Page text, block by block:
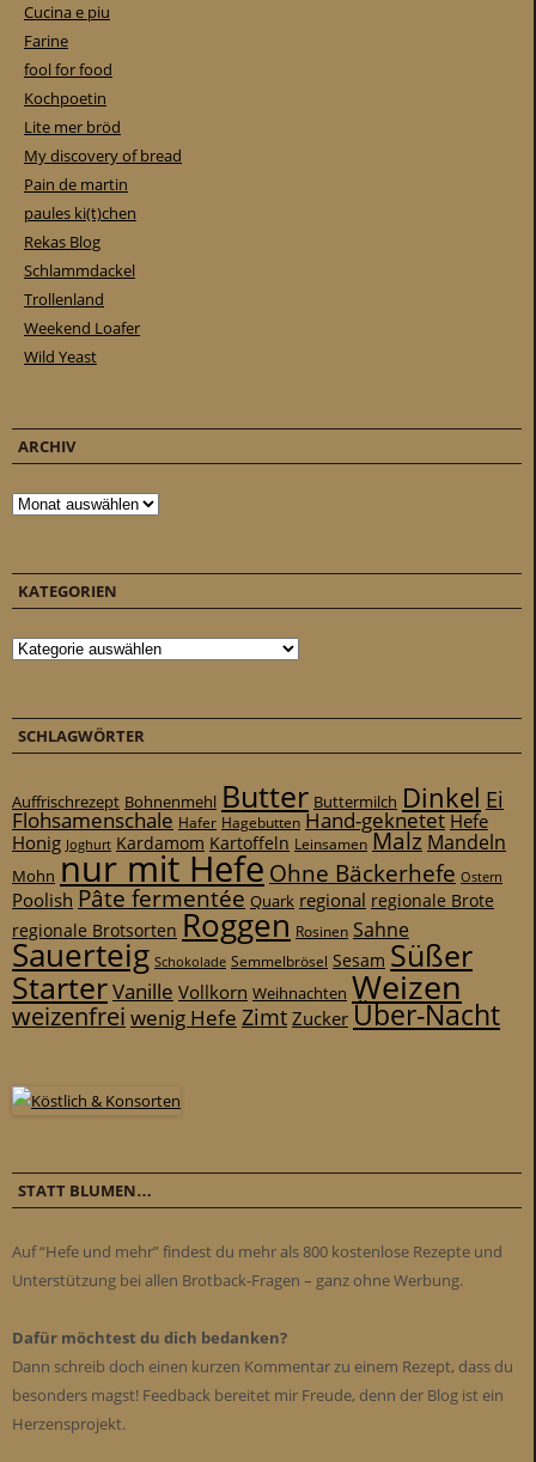
Cucina e piu
Farine
fool for food
Kochpoetin
Lite mer bröd
My discovery of bread
Pain de martin
paules ki(t)chen
Rekas Blog
Schlammdackel
Trollenland
Weekend Loafer
Wild Yeast
ARCHIV
Archiv
KATEGORIEN
Kategorien
SCHLAGWÖRTER
Auffrischrezept Bohnenmehl Butter Buttermilch Dinkel Ei
Flohsamenschale Hafer Hagebutten Hand-geknetet Hefe
Honig Joghurt Kardamom Kartoffeln Leinsamen Malz Mandeln
Mohn nur mit Hefe Ohne Bäckerhefe Ostern
Poolish Pâte fermentée Quark regional regionale Brote
regionale Brotsorten Roggen Rosinen Sahne
Sauerteig Schokolade Semmelbrösel Sesam Süßer
StarterVanille Vollkorn Weihnachten Weizen
weizenfrei wenig Hefe ZimtZuckerÜber-Nacht
STATT BLUMEN…
Auf “Hefe und mehr” findest du mehr als 800 kostenlose Rezepte und
Unterstützung bei allen Brotback-Fragen – ganz ohne Werbung.
Dafür möchtest du dich bedanken?
Dann schreib doch einen kurzen Kommentar zu einem Rezept, dass du
besonders magst! Feedback bereitet mir Freude, denn der Blog ist ein
Herzensprojekt.